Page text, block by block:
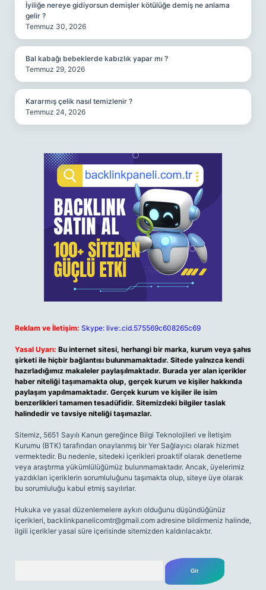
İyiliğe nereye gidiyorsun demişler kötülüğe demiş ne anlama
gelir ?
Temmuz 30, 2026
Bal kabağı bebeklerde kabızlık yapar mı ?
Temmuz 29, 2026
Kararmış çelik nasıl temizlenir ?
Temmuz 24, 2026
Reklam ve İletişim: Skype: live:.cid.575569c608265c69
Yasal Uyarı: Bu internet sitesi, herhangi bir marka, kurum veya şahıs
şirketi ile hiçbir bağlantısı bulunmamaktadır. Sitede yalnızca kendi
hazırladığımız makaleler paylaşılmaktadır. Burada yer alan içerikler
haber niteliği taşımamakta olup, gerçek kurum ve kişiler hakkında
paylaşım yapılmamaktadır. Gerçek kurum ve kişiler ile isim
benzerlikleri tamamen tesadüfidir. Sitemizdeki bilgiler taslak
halindedir ve tavsiye niteliği taşımazlar.
Sitemiz, 5651 Sayılı Kanun gereğince Bilgi Teknolojileri ve İletişim
Kurumu (BTK) tarafından onaylanmış bir Yer Sağlayıcı olarak hizmet
vermektedir. Bu nedenle, sitedeki içerikleri proaktif olarak denetleme
veya araştırma yükümlülüğümüz bulunmamaktadır. Ancak, üyelerimiz
yazdıkları içeriklerin sorumluluğunu taşımakta olup, siteye üye olarak
bu sorumluluğu kabul etmiş sayılırlar.
Hukuka ve yasal düzenlemelere aykırı olduğunu düşündüğünüz
içerikleri, backlinkpanelicomtr@gmail.com adresine bildirmeniz halinde,
ilgili içerikler yasal süre içerisinde sitemizden kaldırılacaktır.